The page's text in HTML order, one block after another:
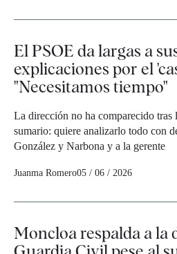
El PSOE da largas a
explicaciones por el
"Necesitamos tiempo"
La dirección no ha comparecido tras
sumario: quiere analizarlo todo con
González y Narbona y a la gerente
Juanma Romero05 / 06 / 2026
Moncloa respalda a la